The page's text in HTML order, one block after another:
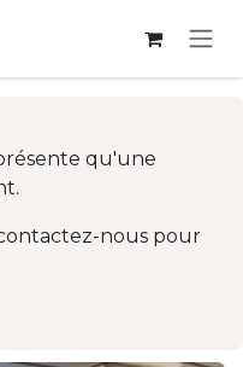
qu'une
nous pour